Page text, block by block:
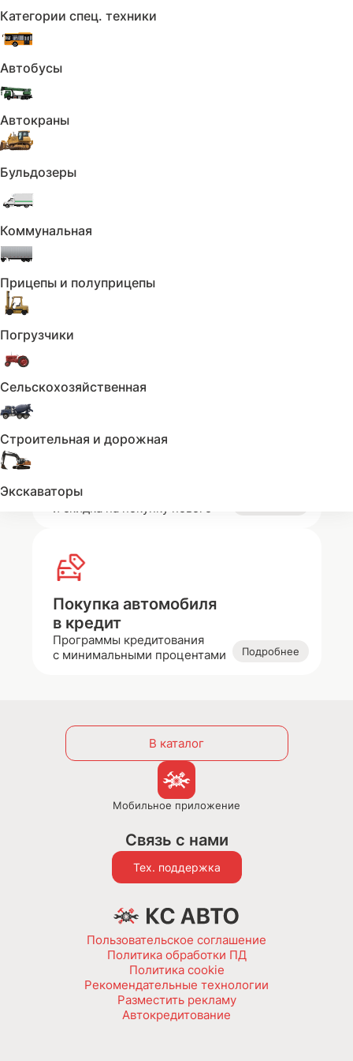
Категории спец. техники
Автобусы
Автокраны
Бульдозеры
Коммунальная
Прицепы и полуприцепы
Погрузчики
Сельскохозяйственная
Строительная и дорожная
Экскаваторы
Дополнительные услуги
и сервис
Продажа вашего автомобиля
и скидка на покупку нового
Покупка автомобиля
в кредит
Программы кредитования
с минимальными процентами
Подробнее
Пользовательское соглашение
Политика обработки ПД
Политика cookie
Рекомендательные технологии
Разместить рекламу
Автокредитование
В каталог
Мобильное приложение
Связь с нами
Тех. поддержка